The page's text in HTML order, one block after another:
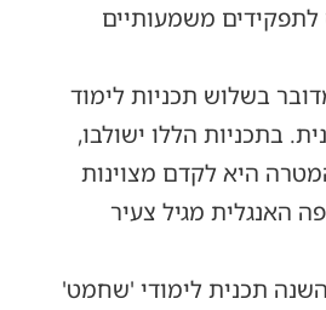
לתפקידים משמעותיים
בשלוש תכניות לימוד
בתכניות הללו ישולבו,
היא לקדם מצוינות
האנגלית מגיל צעיר
תכנית לימודי 'שחמט'